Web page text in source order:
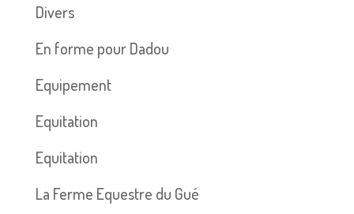
Divers
En forme pour Dadou
Equipement
Equitation
Equitation
La Ferme Equestre du Gué